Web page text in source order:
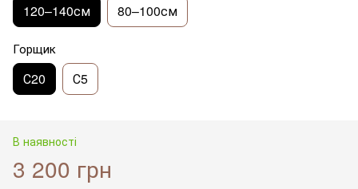
120–140см 80–100см
Горщик
С20 С5
В наявності
3 200 грн